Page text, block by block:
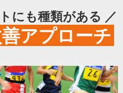
にも種類がある ／
アプローチ